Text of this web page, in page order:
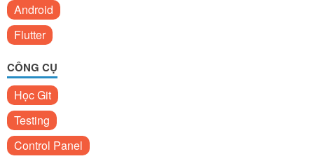
Android
Flutter
CÔNG CỤ
Học Git
Testing
Control Panel